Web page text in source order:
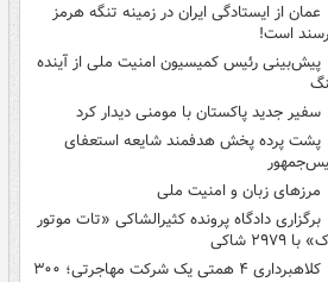
عمان از ایستادگی ایران در زمینه تنگه هرمز
است!
پیش‌بینی رئیس کمیسیون امنیت ملی از آینده
سفیر جدید پاکستان با مومنی دیدار کرد
پشت پرده پخش هدفمند شایعه استعفای
مرزهای زبان و امنیت ملی
برگزاری دادگاه پرونده کثیرالشاکی «تات موتور
۲۹۷۹ شاکی
کلاهبرداری ۴ همتی یک شرکت مهاجرتی؛ ۳۰۰